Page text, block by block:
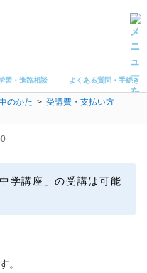
プ
習・進路相談 よくある質問・手続き
のかた > 受講費・支払い方
学講座」の受講は可能
。